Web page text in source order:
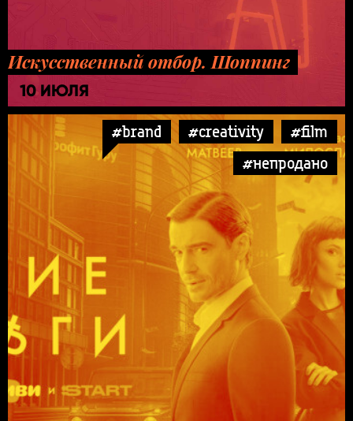
Искусственный отбор. Шоппинг
10 ИЮЛЯ
#brand #creativity
#film
#непродано